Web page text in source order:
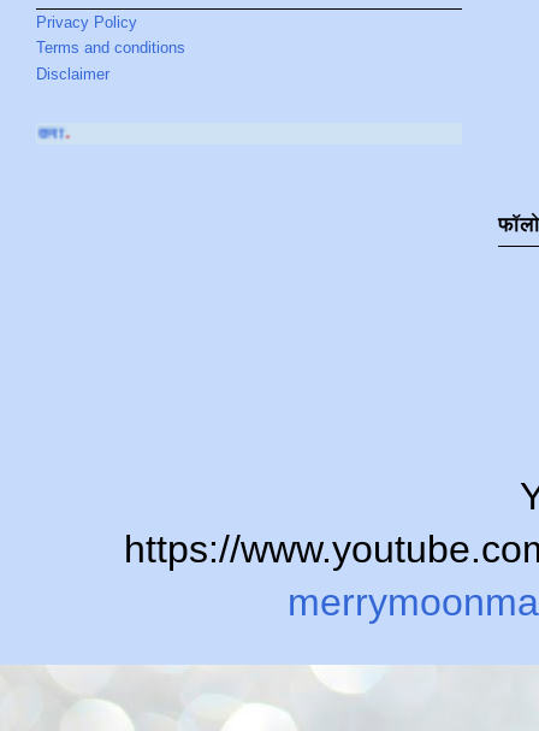
Privacy Policy
Terms and conditions
Disclaimer
https://